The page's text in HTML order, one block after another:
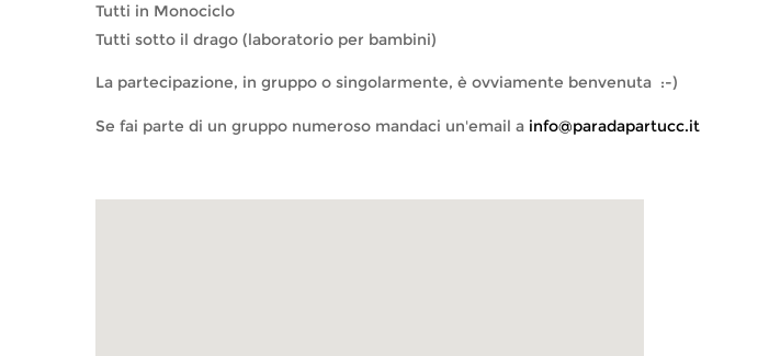
Tutti in Monociclo
Tutti sotto il drago (laboratorio per bambini)
La partecipazione, in gruppo o singolarmente, è ovviamente benvenuta :-)
Se fai parte di un gruppo numeroso mandaci un'email a info@paradapartucc.it